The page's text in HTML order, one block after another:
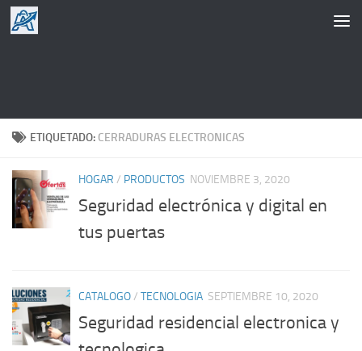
Saltar al contenido
ETIQUETADO: CERRADURAS ELECTRONICAS
HOGAR / PRODUCTOS NOVIEMBRE 3, 2020
Seguridad electrónica y digital en
tus puertas
CATALOGO/ TECNOLOGIA SEPTIEMBRE 10, 2020
Seguridad residencial electronica y